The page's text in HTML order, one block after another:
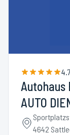
4.7
Autohaus
AUTO
4642